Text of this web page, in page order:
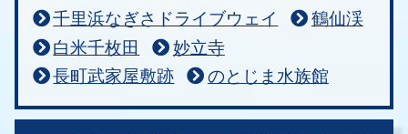
千里浜なぎさドライブウェイ
鶴仙渓
白米千枚田
妙立寺
長町武家屋敷跡
のとじま水族館